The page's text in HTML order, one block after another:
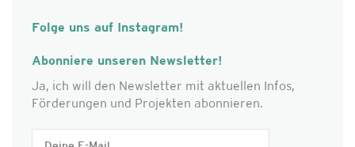
Folge uns auf Instagram!
Abonniere unseren Newsletter!
Ja, ich will den Newsletter mit aktuellen Infos,
Förderungen und Projekten abonnieren.